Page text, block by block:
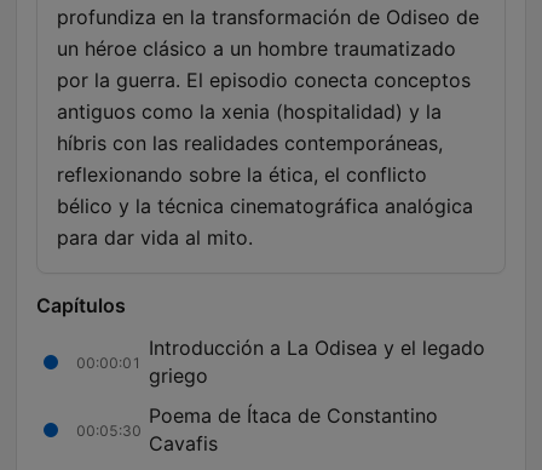
profundiza en la transformación de Odiseo de
un héroe clásico a un hombre traumatizado
por la guerra. El episodio conecta conceptos
antiguos como la xenia (hospitalidad) y la
híbris con las realidades contemporáneas,
reflexionando sobre la ética, el conflicto
bélico y la técnica cinematográfica analógica
para dar vida al mito.
Capítulos
00:00:01
Introducción a La Odisea y el legado
griego
00:05:30
Poema de Ítaca de Constantino
Cavafis